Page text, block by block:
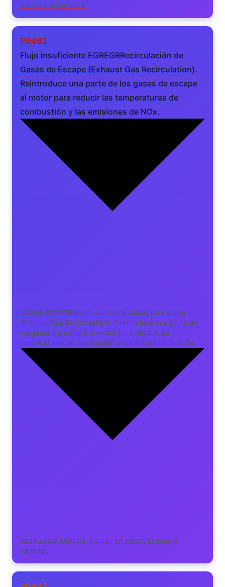
bobinas, inyectores.
P0401
Flujo insuficiente EGREGRRecirculación de
Gases de Escape (Exhaust Gas Recirculation).
Reintroduce una parte de los gases de escape
al motor para reducir las temperaturas de
combustión y las emisiones de NOx.
Válvula EGREGRRecirculación de Gases de Escape
(Exhaust Gas Recirculation). Reintroduce una parte de
los gases de escape al motor para reducir las
temperaturas de combustión y las emisiones de NOx.
obstruida o fallando. Común en diésel. Limpiar o
cambiar.